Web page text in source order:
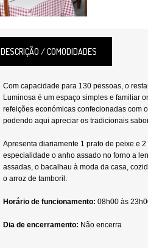
DESCRIÇÃO / COMODIDADES
Com capacidade para 130 pessoas, o
Luminosa é um espaço simples e familiar
refeições económicas confecionadas com
podendo aqui apreciar os tradicionais
Apresenta diariamente 1 prato de peixe e
especialidade o anho assado no forno a
assadas, o bacalhau à moda da casa,
o arroz de tamboril.
Horário de funcionamento: 08h00 às
Dia de encerramento: Não encerra